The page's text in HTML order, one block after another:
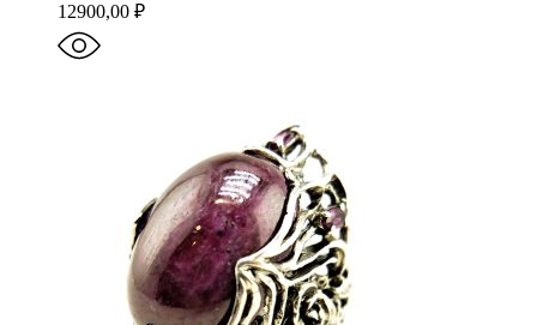
12900,00 ₽